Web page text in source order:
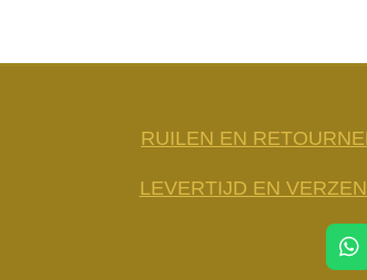
RUILEN EN
LEVERTIJD EN
W